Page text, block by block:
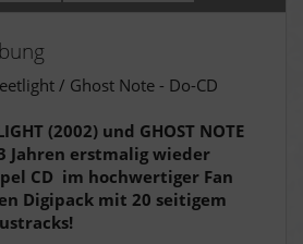
/ Ghost Note - Do-CD
(2002) und GHOST NOTE
Jahren erstmalig wieder
CD im hochwertiger Fan
Digipack mit 20 seitigem